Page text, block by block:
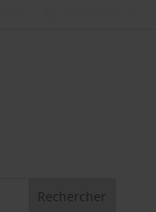
Rechercher